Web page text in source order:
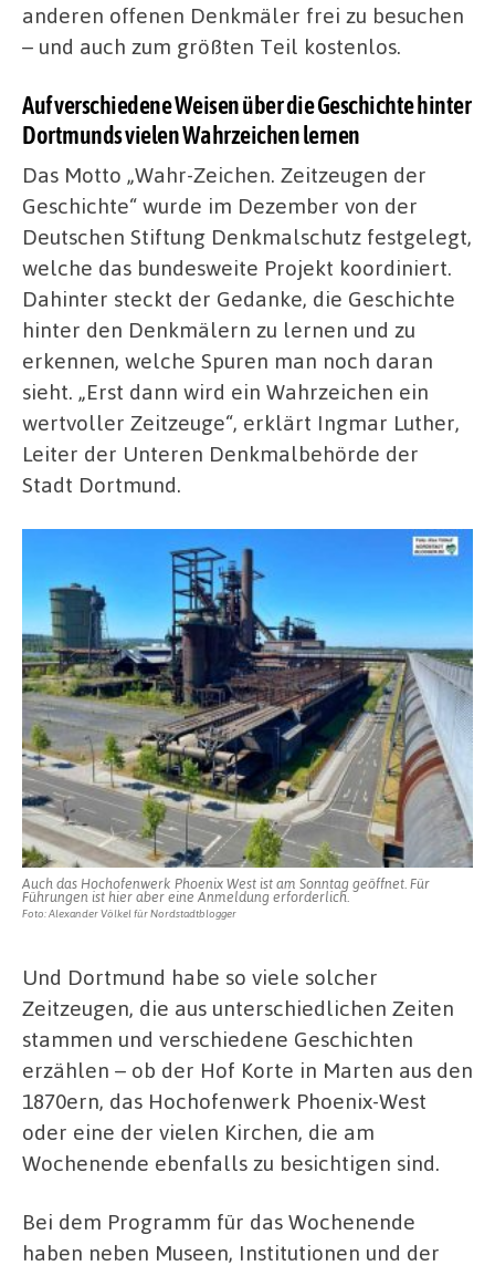
anderen offenen Denkmäler frei zu besuchen
– und auch zum größten Teil kostenlos.
Auf verschiedene Weisen über die Geschichte hinter
Dortmunds vielen Wahrzeichen lernen
Das Motto „Wahr-Zeichen. Zeitzeugen der
Geschichte“ wurde im Dezember von der
Deutschen Stiftung Denkmalschutz festgelegt,
welche das bundesweite Projekt koordiniert.
Dahinter steckt der Gedanke, die Geschichte
hinter den Denkmälern zu lernen und zu
erkennen, welche Spuren man noch daran
sieht. „Erst dann wird ein Wahrzeichen ein
wertvoller Zeitzeuge“, erklärt Ingmar Luther,
Leiter der Unteren Denkmalbehörde der
Stadt Dortmund.
Auch das Hochofenwerk Phoenix West ist am Sonntag geöffnet. Für
Führungen ist hier aber eine Anmeldung erforderlich.
Foto: Alexander Völkel für Nordstadtblogger
Und Dortmund habe so viele solcher
Zeitzeugen, die aus unterschiedlichen Zeiten
stammen und verschiedene Geschichten
erzählen – ob der Hof Korte in Marten aus den
1870ern, das Hochofenwerk Phoenix-West
oder eine der vielen Kirchen, die am
Wochenende ebenfalls zu besichtigen sind.
Bei dem Programm für das Wochenende
haben neben Museen, Institutionen und der